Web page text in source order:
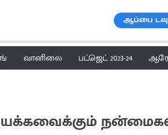
ஆப்பை
வானிலை பட்ஜெட் 2023-24